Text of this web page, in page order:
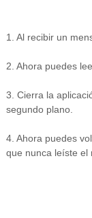
1. Al recibir un
2. Ahora puedes
3. Cierra la
segundo plano.
4. Ahora puedes
que nunca leíste el